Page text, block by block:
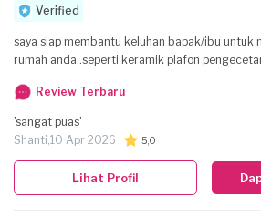
Verified
saya siap membantu keluhan bapak/ibu untuk
rumah anda..seperti keramik plafon
Review Terbaru
'sangat puas'
Shanti,10 Apr 2026 5,0
Lihat Profil